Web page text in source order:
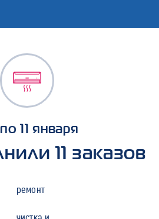
11 января
11 заказов
ремонт